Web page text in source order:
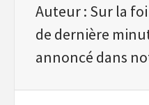
Auteur : Sur la
de dernière
annoncé dans